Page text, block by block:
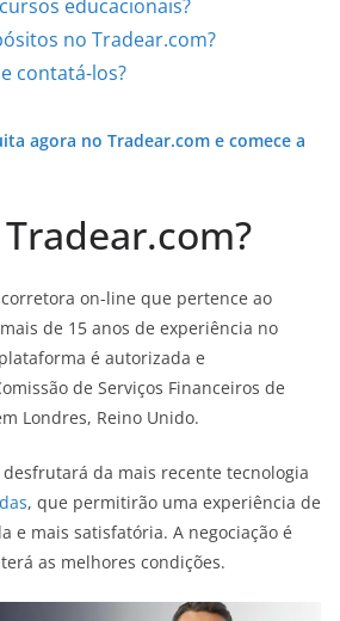
educacionais?
no Tradear.com?
contatá-los?
agora no Tradear.com e comece a
on-line que pertence ao
de 15 anos de experiência no
é autorizada e
de Serviços Financeiros de
Londres, Reino Unido.
desfrutará da mais recente tecnologia
, que permitirão uma experiência de
e mais satisfatória. A negociação é
as melhores condições.